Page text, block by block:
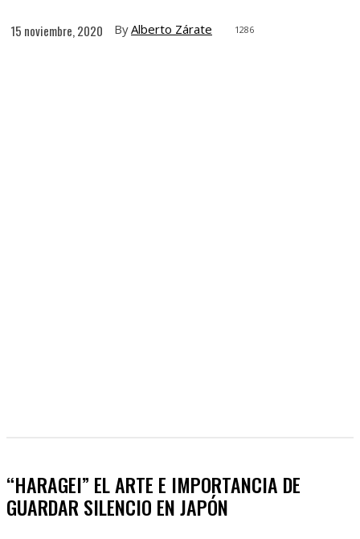
15 noviembre, 2020 ByAlberto Zárate 1286
“HARAGEI” EL ARTE E IMPORTANCIA DE
GUARDAR SILENCIO EN JAPÓN